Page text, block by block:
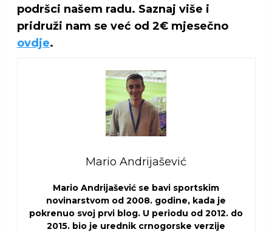
podršci našem radu. Saznaj više i
pridruži nam se već od 2€ mjesečno
ovdje.
Mario Andrijašević
Mario Andrijašević se bavi sportskim
novinarstvom od 2008. godine, kada je
pokrenuo svoj prvi blog. U periodu od 2012. do
2015. bio je urednik crnogorske verzije